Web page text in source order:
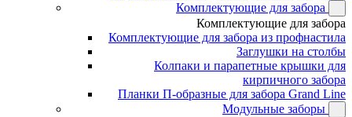
Комплектующие для забора
Комплектующие для забора
Комплектующие для забора из профнастила
Заглушки на столбы
Колпаки и парапетные крышки для
кирпичного забора
Планки П-образные для забора Grand Line
Модульные заборы